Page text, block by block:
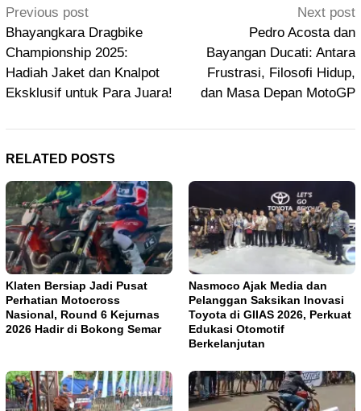
Post
navigation
Previous post
Bhayangkara Dragbike
Championship 2025:
Hadiah Jaket dan Knalpot
Eksklusif untuk Para Juara!
Next post
Pedro Acosta dan
Bayangan Ducati: Antara
Frustrasi, Filosofi Hidup,
dan Masa Depan MotoGP
RELATED POSTS
Klaten Bersiap Jadi Pusat
Perhatian Motocross
Nasional, Round 6 Kejurnas
2026 Hadir di Bokong Semar
Nasmoco Ajak Media dan
Pelanggan Saksikan Inovasi
Toyota di GIIAS 2026, Perkuat
Edukasi Otomotif
Berkelanjutan